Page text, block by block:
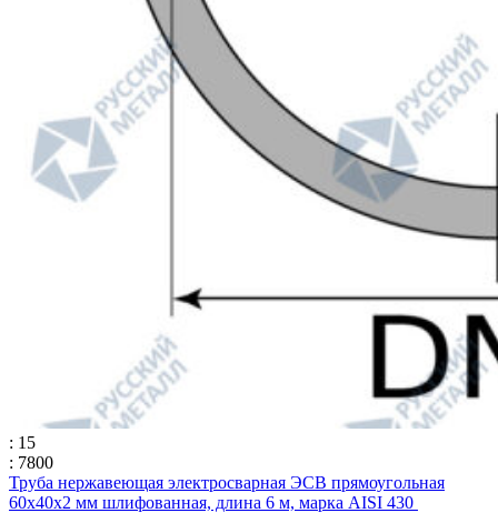
: 15
: 7800
Труба нержавеющая электросварная ЭСВ прямоугольная
60х40х2 мм шлифованная, длина 6 м, марка AISI 430